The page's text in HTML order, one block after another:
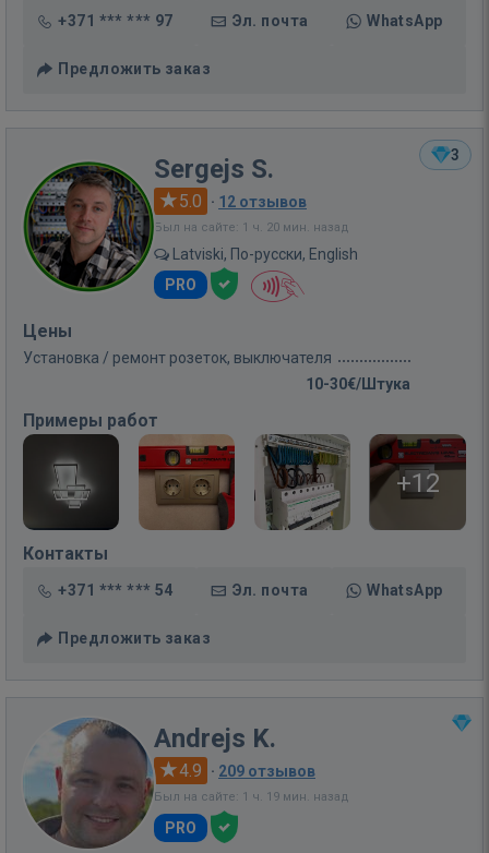
+371 *** *** 97 Эл. почта WhatsApp
Предложить заказ
3
Sergejs S.
5.0 · 12 отзывов
Был на сайте: 1 ч. 20 мин. назад
Latviski, По-русски, English
PRO
Цены
Установка / ремонт розеток, выключателя
10-30€/Штука
Примеры работ
+12
Контакты
+371 *** *** 54 Эл. почта WhatsApp
Предложить заказ
Andrejs K.
4.9 · 209 отзывов
Был на сайте: 1 ч. 19 мин. назад
PRO